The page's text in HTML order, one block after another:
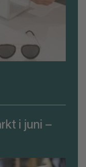
i juni –